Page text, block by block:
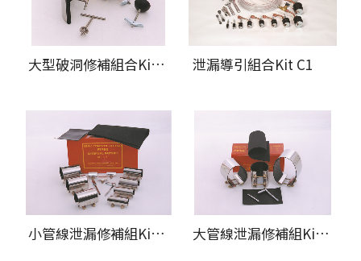
大型破洞修補組合Kit A2 泄漏導引組合Kit C1
小管線泄漏修補組Kit C-2 大管線泄漏修補組Kit C-3 & C3-NS